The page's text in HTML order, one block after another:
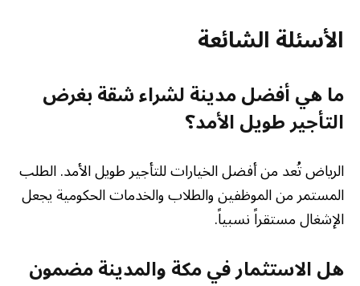
الأسئلة الشائعة
ما هي أفضل مدينة لشراء شقة بغرض
التأجير طويل الأمد؟
الرياض تُعد من أفضل الخيارات للتأجير طويل الأمد. الطلب
المستمر من الموظفين والطلاب والخدمات الحكومية يجعل
الإشغال مستقراً نسبياً.
هل الاستثمار في مكة والمدينة مضمون